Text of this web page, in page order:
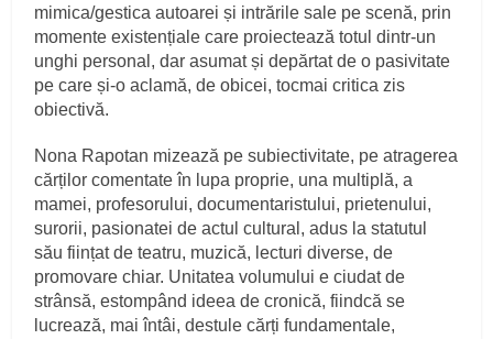
mimica/gestica autoarei și intrările sale pe scenă, prin
momente existențiale care proiectează totul dintr-un
unghi personal, dar asumat și depărtat de o pasivitate
pe care și-o aclamă, de obicei, tocmai critica zis
obiectivă.
Nona Rapotan mizează pe subiectivitate, pe atragerea
cărților comentate în lupa proprie, una multiplă, a
mamei, profesorului, documentaristului, prietenului,
surorii, pasionatei de actul cultural, adus la statutul
său ființat de teatru, muzică, lecturi diverse, de
promovare chiar. Unitatea volumului e ciudat de
strânsă, estompând ideea de cronică, fiindcă se
lucrează, mai întâi, destule cărți fundamentale,